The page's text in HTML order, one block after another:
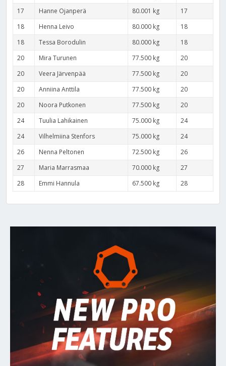
17
Hanne Ojanperä 80.001 kg
17
18
Henna Leivo 80.000 kg
18
18
Tessa Borodulin 80.000 kg
18
20
Mira Turunen 77.500 kg
20
20
Veera Järvenpää 77.500 kg
20
20
Anniina Anttila 77.500 kg
20
20
Noora Putkonen 77.500 kg
20
24
Tuulia Lahikainen 75.000 kg
24
24
Vilhelmiina Stenfors 75.000 kg
24
26
Nenna Peltonen 72.500 kg
26
27
Maria Marrasmaa 70.000 kg
27
28
Emmi Hannula 67.500 kg 28